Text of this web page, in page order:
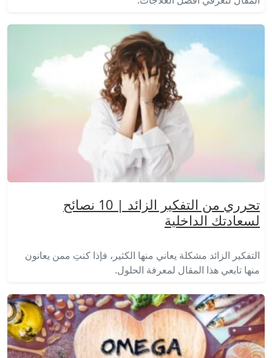
تحرري من التفكير الزائد | 10 نصائح
لسعادتك الداخلية
التفكير الزائد مشكلة يعاني منها الكثير، فإذا كنتِ ممن يعانون
منها تابعي هذا المقال لمعرفة الحلول.